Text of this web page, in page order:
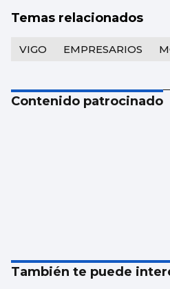
Temas relacionados
VIGO EMPRESARIOS
Contenido patrocinado
También te puede